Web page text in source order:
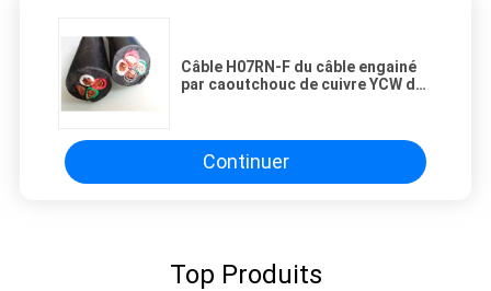
Câble H07RN-F du câble engainé
par caoutchouc de cuivre YCW de
Continuer
Top Produits